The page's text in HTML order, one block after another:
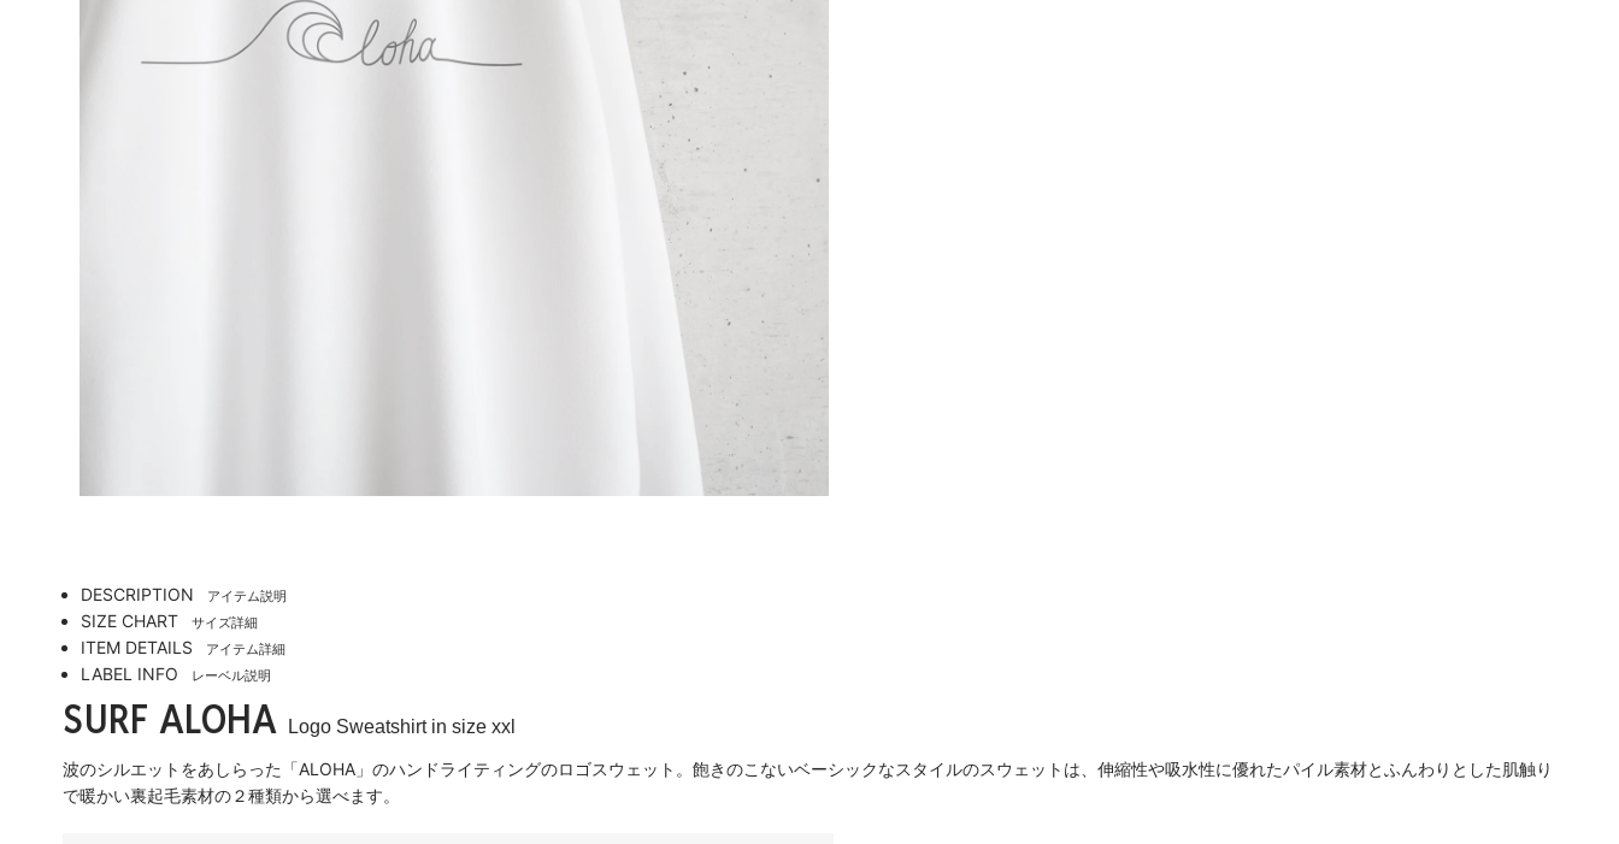
DESCRIPTION アイテム説明
SIZE CHART サイズ詳細
ITEM DETAILS アイテム詳細
LABEL INFO レーベル説明
SURF ALOHA Logo Sweatshirt in size xxl
波のシルエットをあしらった「ALOHA」のハンドライティングのロゴスウェット。飽きのこないベーシックなスタイルのスウェットは、伸縮性や吸水性に優れたパイル素材とふんわりとした肌触り
で暖かい裏起毛素材の２種類から選べます。